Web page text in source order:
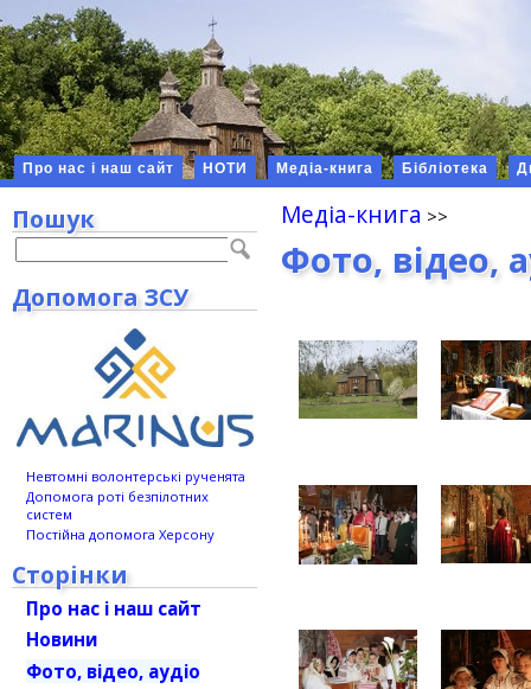
Про нас і наш сайт НОТИ Медіа-книга Бібліотека
Медіа-книга
Фото, відео,
Пошук
Допомога ЗСУ
Невтомні волонтерські рученята
Допомога роті безпілотних
систем
Постійна допомога Херсону
Сторінки
Про нас і наш сайт
Новини
Фото, відео, аудіо